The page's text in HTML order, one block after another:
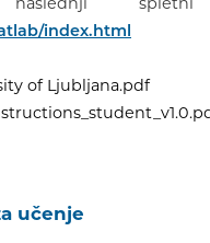
index.html
of Ljubljana.pdf
učenje